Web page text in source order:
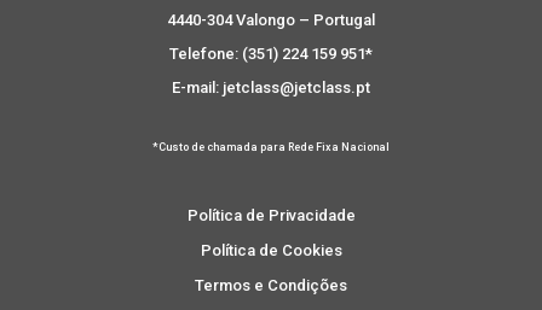
4440-304 Valongo – Portugal
Telefone: (351) 224 159 951*
E-mail: jetclass@jetclass.pt
*Custo de chamada para Rede Fixa Nacional
Política de Privacidade
Política de Cookies
Termos e Condições